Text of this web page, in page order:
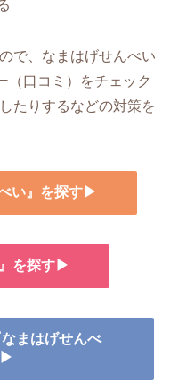
で、なまはげせんべい
（口コミ）をチェック
たりするなどの対策を
い』を探す▶
を探す▶
まはげせんべ
▶